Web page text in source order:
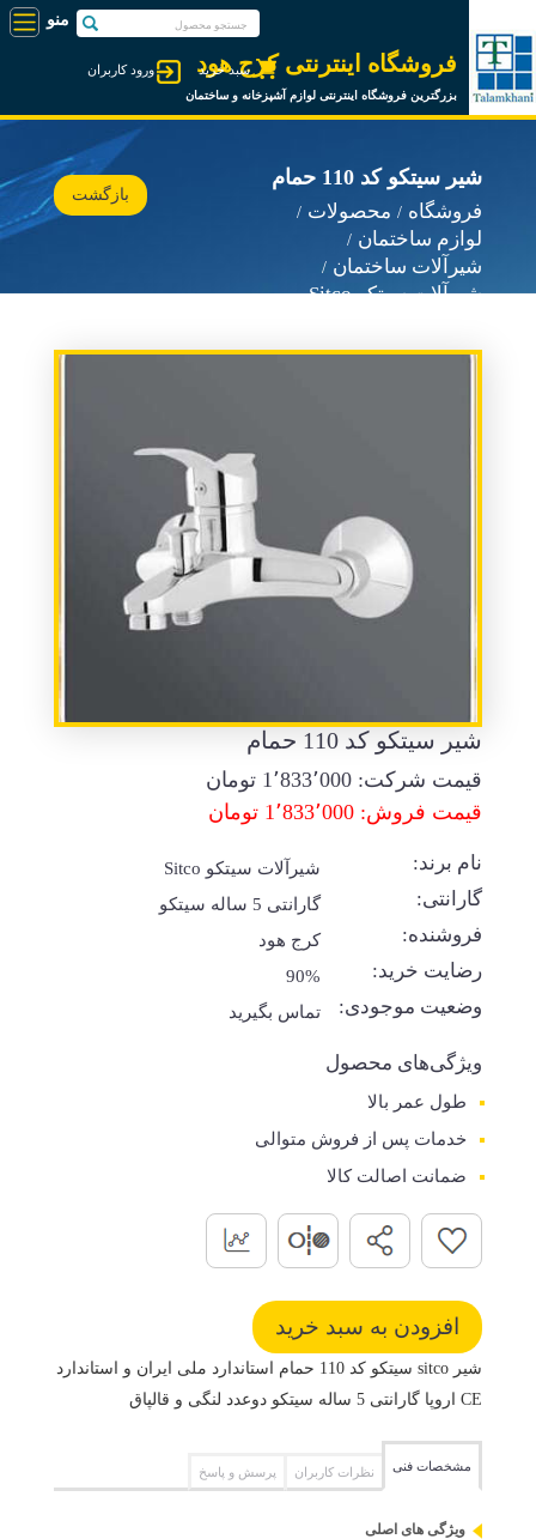
فروشگاه اینترنتی کرج هود
بزرگترین فروشگاه اینترنتی لوازم آشپزخانه و ساختمان
ورود کاربران سبد خرید
شیر سیتکو کد 110 حمام
فروشگاه
محصولات
لوازم ساختمان
شیرآلات ساختمان
شیرآلات سیتکو Sitco
بازگشت
شیر سیتکو کد 110 حمام
قیمت شرکت: 1٬833٬000 تومان
قیمت فروش: 1٬833٬000 تومان
نام برند: شیرآلات سیتکو Sitco
گارانتی: گارانتی 5 ساله سیتکو
فروشنده: کرج هود
رضایت خرید: 90%
وضعیت موجودی: تماس بگیرید
ویژگی‌های محصول
طول عمر بالا
خدمات پس از فروش متوالی
ضمانت اصالت کالا
شیر sitco سیتکو کد 110 حمام استاندارد ملی ایران و استاندارد
CE اروپا گارانتی 5 ساله سیتکو دوعدد لنگی و قالپاق
مشخصات فنی نظرات کاربران پرسش و پاسخ
ویژگی های اصلی